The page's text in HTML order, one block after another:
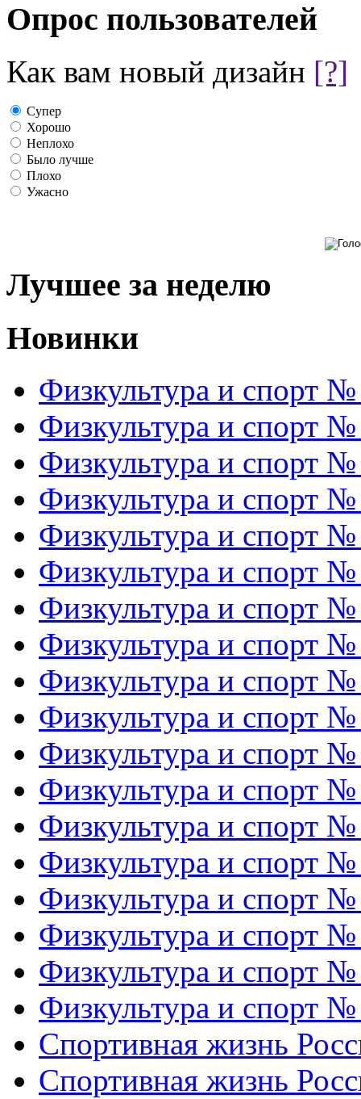
Опрос пользователей
Как вам новый дизайн [?]
Супер
Хорошо
Неплохо
Было лучше
Плохо
Ужасно
Лучшее за неделю
Новинки
Физкультура и спорт
Физкультура и спорт
Физкультура и спорт
Физкультура и спорт
Физкультура и спорт
Физкультура и спорт
Физкультура и спорт
Физкультура и спорт
Физкультура и спорт
Физкультура и спорт
Физкультура и спорт
Физкультура и спорт
Физкультура и спорт
Физкультура и спорт
Физкультура и спорт
Физкультура и спорт
Физкультура и спорт
Физкультура и спорт
Спортивная жизнь
Спортивная жизнь